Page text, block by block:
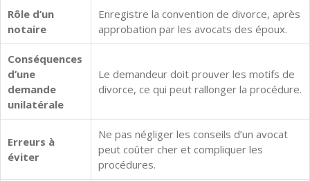
Rôle d’un
notaire
Enregistre la convention de divorce, après
approbation par les avocats des époux.
Conséquences
d’une
demande
unilatérale
Le demandeur doit prouver les motifs de
divorce, ce qui peut rallonger la procédure.
Erreurs à
éviter
Ne pas négliger les conseils d’un avocat
peut coûter cher et compliquer les
procédures.